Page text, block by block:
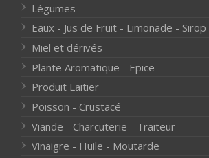
Légumes
Eaux - Jus de Fruit - Limonade - Sirop
Miel et dérivés
Plante Aromatique - Epice
Produit Laitier
Poisson - Crustacé
Viande - Charcuterie - Traiteur
Vinaigre - Huile - Moutarde